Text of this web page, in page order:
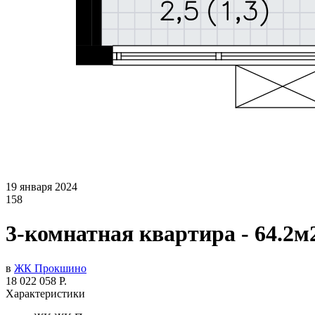
19 января 2024
158
3-комнатная квартира -
в ЖК Прокшино
18 022 058 Р.
Характеристики